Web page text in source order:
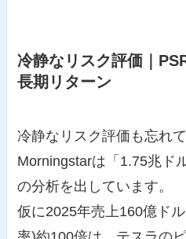
冷静なリスク評価｜
長期リターン
冷静なリスク評価も忘れ
Morningstarは「1.75兆ド
の分析を出しています。
仮に2025年売上160億ド